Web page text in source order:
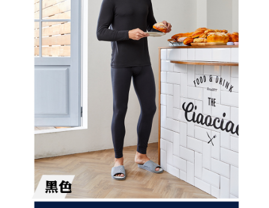
「AFTEE先享後付」，若未經同意申辦者引起之損失，本公司不負相關責
４．使用「AFTEE先享後付」時，將依據個別帳號之用戶狀況，依本公司即
時審查核予不同之上限額度；若仍有額度不足之情形，本公司將視審查結果
請求用戶進行身份認證。
５．嚴禁一人註冊多個帳號或使用他人資訊註冊。若發現惡意使用之情形，
恩沛科技股份有限公司將有權停止該用戶之使用額度並採取法律行動。